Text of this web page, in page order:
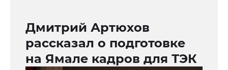
Дмитрий Артюхов
рассказал о подготовке
на Ямале кадров для ТЭК